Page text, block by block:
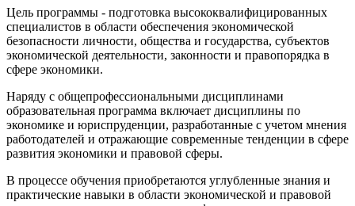
Цель программы - подготовка высококвалифицированных
специалистов в области обеспечения экономической
безопасности личности, общества и государства, субъектов
экономической деятельности, законности и правопорядка в
сфере экономики.
Наряду с общепрофессиональными дисциплинами
образовательная программа включает дисциплины по
экономике и юриспруденции, разработанные с учетом мнения
работодателей и отражающие современные тенденции в сфере
развития экономики и правовой сферы.
В процессе обучения приобретаются углубленные знания и
практические навыки в области экономической и правовой